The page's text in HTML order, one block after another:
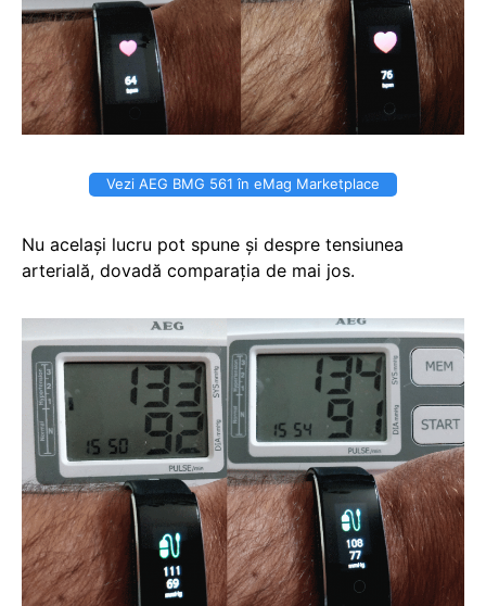
Vezi AEG BMG 561 în eMag Marketplace
Nu același lucru pot spune și despre tensiunea
arterială, dovadă comparația de mai jos.